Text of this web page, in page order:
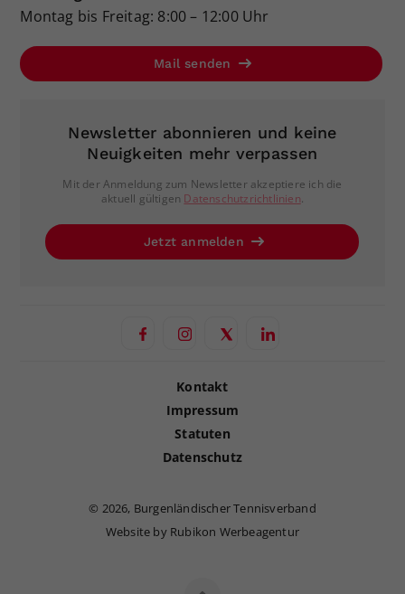
Montag bis Freitag: 8:00 – 12:00 Uhr
Mail senden
Newsletter abonnieren und keine
Neuigkeiten mehr verpassen
Mit der Anmeldung zum Newsletter akzeptiere ich die
aktuell gültigen Datenschutzrichtlinien.
Jetzt anmelden
Kontakt
Impressum
Statuten
Datenschutz
© 2026, Burgenländischer Tennisverband
Website by Rubikon Werbeagentur